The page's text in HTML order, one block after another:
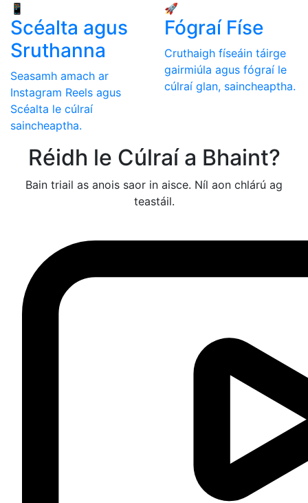
📱
Scéalta agus
Sruthanna
Seasamh amach ar
Instagram Reels agus
Scéalta le cúlraí
saincheaptha.
🚀
Fógraí Físe
Cruthaigh físeáin táirge
gairmiúla agus fógraí le
cúlraí glan, saincheaptha.
Réidh le Cúlraí a Bhaint?
Bain triail as anois saor in aisce. Níl aon chlárú ag
teastáil.